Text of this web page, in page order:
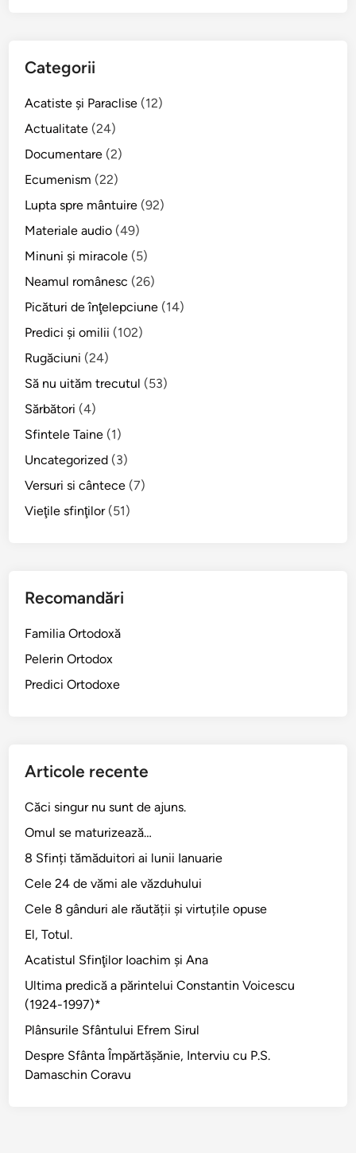
Categorii
Acatiste şi Paraclise (12)
Actualitate (24)
Documentare (2)
Ecumenism (22)
Lupta spre mântuire (92)
Materiale audio (49)
Minuni şi miracole (5)
Neamul românesc (26)
Picături de înţelepciune (14)
Predici şi omilii (102)
Rugăciuni (24)
Să nu uităm trecutul (53)
Sărbători (4)
Sfintele Taine (1)
Uncategorized (3)
Versuri si cântece (7)
Vieţile sfinţilor(51)
Recomandări
Familia Ortodoxă
Pelerin Ortodox
Predici Ortodoxe
Articole recente
Căci singur nu sunt de ajuns.
Omul se maturizează…
8 Sfinți tămăduitori ai lunii Ianuarie
Cele 24 de vămi ale văzduhului
Cele 8 gânduri ale răutății și virtuțile opuse
El, Totul.
Acatistul Sfinţilor Ioachim şi Ana
Ultima predică a părintelui Constantin Voicescu
(1924-1997)*
Plânsurile Sfântului Efrem Sirul
Despre Sfânta Împărtăşănie, Interviu cu P.S.
Damaschin Coravu